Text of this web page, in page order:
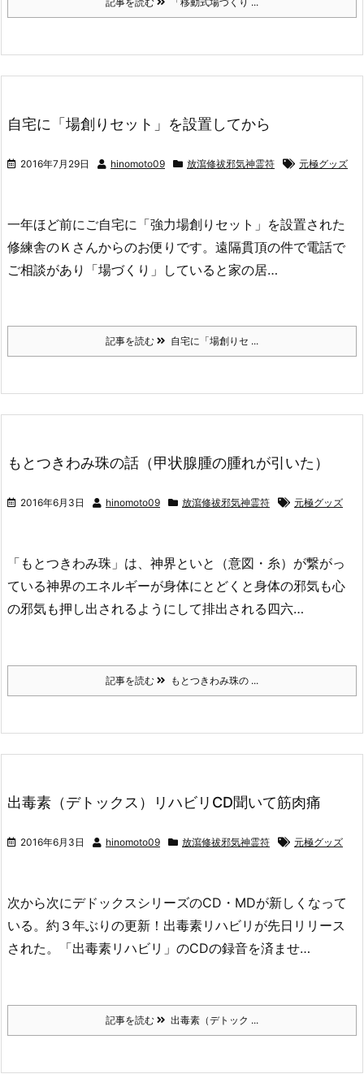
自宅に「場創りセット」を設置してから
2016年7月29日 hinomoto09 放瀉修祓邪気神霊符 元極グッズ
一年ほど前にご自宅に「強力場創りセット」を設置された
修練舎のＫさんからのお便りです。遠隔貫頂の件で電話で
ご相談があり「場づくり」していると家の居…
記事を読む 自宅に「場創りセ ...
もとつきわみ珠の話（甲状腺腫の腫れが引いた）
2016年6月3日 hinomoto09 放瀉修祓邪気神霊符 元極グッズ
「もとつきわみ珠」は、神界といと（意図・糸）が繋がっ
ている神界のエネルギーが身体にとどくと身体の邪気も心
の邪気も押し出されるようにして排出される四六…
記事を読む もとつきわみ珠の ...
出毒素（デトックス）リハビリCD聞いて筋肉痛
2016年6月3日 hinomoto09 放瀉修祓邪気神霊符 元極グッズ
次から次にデドックスシリーズのCD・MDが新しくなって
いる。約３年ぶりの更新！出毒素リハビリが先日リリース
された。「出毒素リハビリ」のCDの録音を済ませ…
記事を読む 出毒素（デトック ...